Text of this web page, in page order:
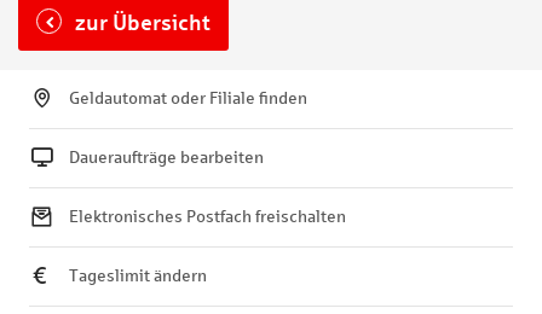
zur Übersicht
Geldautomat oder Filiale finden
Daueraufträge bearbeiten
Elektronisches Postfach freischalten
Tageslimit ändern